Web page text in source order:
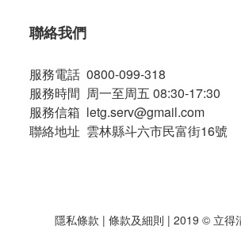
聯絡我們
服務電話 0800-099-318
服務時間 周一至周五 08:30-17:30
服務信箱 letg.serv@gmail.com
聯絡地址 雲林縣斗六市民富街16號
隱私條款 | 條款及細則 | 2019 © 立得